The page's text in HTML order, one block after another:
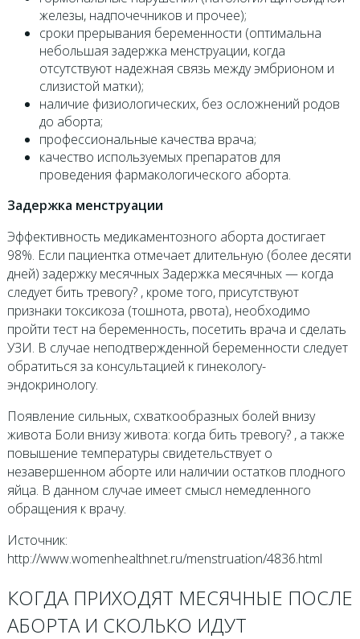
железы, надпочечников и прочее);
сроки прерывания беременности (оптимальна
небольшая задержка менструации, когда
отсутствуют надежная связь между эмбрионом и
слизистой матки);
наличие физиологических, без осложнений родов
до аборта;
профессиональные качества врача;
качество используемых препаратов для
проведения фармакологического аборта.
Задержка менструации
Эффективность медикаментозного аборта достигает
98%. Если пациентка отмечает длительную (более десяти
дней) задержку месячных Задержка месячных — когда
следует бить тревогу? , кроме того, присутствуют
признаки токсикоза (тошнота, рвота), необходимо
пройти тест на беременность, посетить врача и сделать
УЗИ. В случае неподтвержденной беременности следует
обратиться за консультацией к гинекологу-
эндокринологу.
Появление сильных, схваткообразных болей внизу
живота Боли внизу живота: когда бить тревогу? , а также
повышение температуры свидетельствует о
незавершенном аборте или наличии остатков плодного
яйца. В данном случае имеет смысл немедленного
обращения к врачу.
Источник:
http://www.womenhealthnet.ru/menstruation/4836.html
КОГДА ПРИХОДЯТ МЕСЯЧНЫЕ ПОСЛЕ
АБОРТА И СКОЛЬКО ИДУТ